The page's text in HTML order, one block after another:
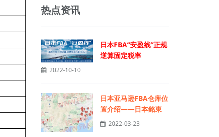
热点资讯
日本FBA“安盈线”正规
逆算固定税率
2022-10-10
日本亚马逊FBA仓库位
置介绍——日本銘東
2022-03-23